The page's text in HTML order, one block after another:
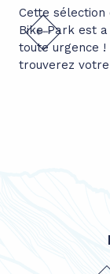
Cette sélection
Bike Park est
toute urgence